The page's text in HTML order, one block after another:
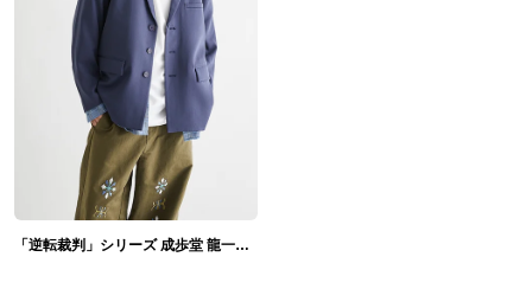
「逆転裁判」シリーズ 成歩堂 龍一・御剣 怜侍 モデル 腕時計＆ジャケット＆バッグ